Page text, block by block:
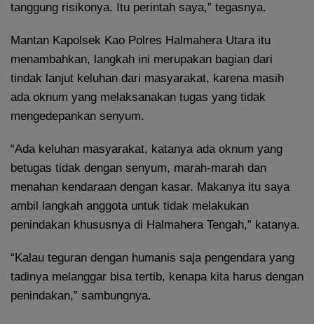
tanggung risikonya. Itu perintah saya,” tegasnya.
Mantan Kapolsek Kao Polres Halmahera Utara itu
menambahkan, langkah ini merupakan bagian dari
tindak lanjut keluhan dari masyarakat, karena masih
ada oknum yang melaksanakan tugas yang tidak
mengedepankan senyum.
“Ada keluhan masyarakat, katanya ada oknum yang
betugas tidak dengan senyum, marah-marah dan
menahan kendaraan dengan kasar. Makanya itu saya
ambil langkah anggota untuk tidak melakukan
penindakan khususnya di Halmahera Tengah,” katanya.
“Kalau teguran dengan humanis saja pengendara yang
tadinya melanggar bisa tertib, kenapa kita harus dengan
penindakan,” sambungnya.